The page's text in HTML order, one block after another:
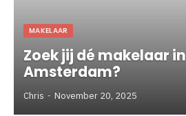
MAKELAAR
Zoek jij dé makelaar in
Amsterdam?
Chris November 20, 2025